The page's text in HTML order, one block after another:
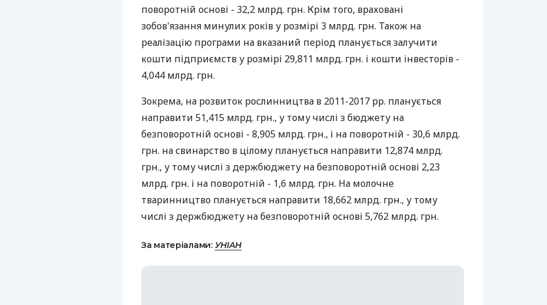
поворотній основі - 32,2 млрд. грн. Крім того, враховані
зобов'язання минулих років у розмірі 3 млрд. грн. Також на
реалізацію програми на вказаний період планується залучити
кошти підприємств у розмірі 29,811 млрд. грн. і кошти інвесторів -
4,044 млрд. грн.
Зокрема, на розвиток рослинництва в 2011-2017 рр. планується
направити 51,415 млрд. грн., у тому числі з бюджету на
безповоротній основі - 8,905 млрд. грн., і на поворотній - 30,6 млрд.
грн. на свинарство в цілому планується направити 12,874 млрд.
грн., у тому числі з держбюджету на безповоротній основі 2,23
млрд. грн. і на поворотній - 1,6 млрд. грн. На молочне
тваринництво планується направити 18,662 млрд. грн., у тому
числі з держбюджету на безповоротній основі 5,762 млрд. грн.
За матеріалами: УНІАН